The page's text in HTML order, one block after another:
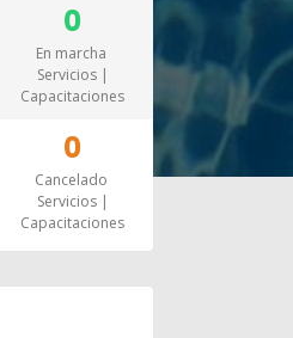
0
En marcha
Servicios |
Capacitaciones
0
Cancelado
Servicios |
Capacitaciones